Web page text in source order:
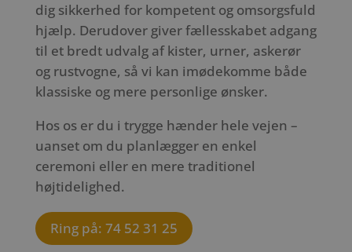
dig sikkerhed for kompetent og omsorgsfuld
hjælp. Derudover giver fællesskabet adgang
til et bredt udvalg af kister, urner, askerør
og rustvogne, så vi kan imødekomme både
klassiske og mere personlige ønsker.
Hos os er du i trygge hænder hele vejen –
uanset om du planlægger en enkel
ceremoni eller en mere traditionel
højtidelighed.
Ring på: 74 52 31 25